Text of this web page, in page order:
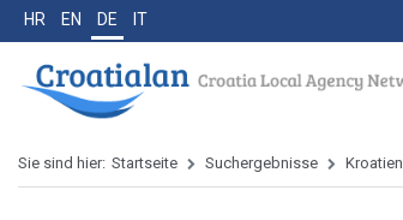
HR EN DE IT
Sie sind hier: Startseite Suchergebnisse Kroatien